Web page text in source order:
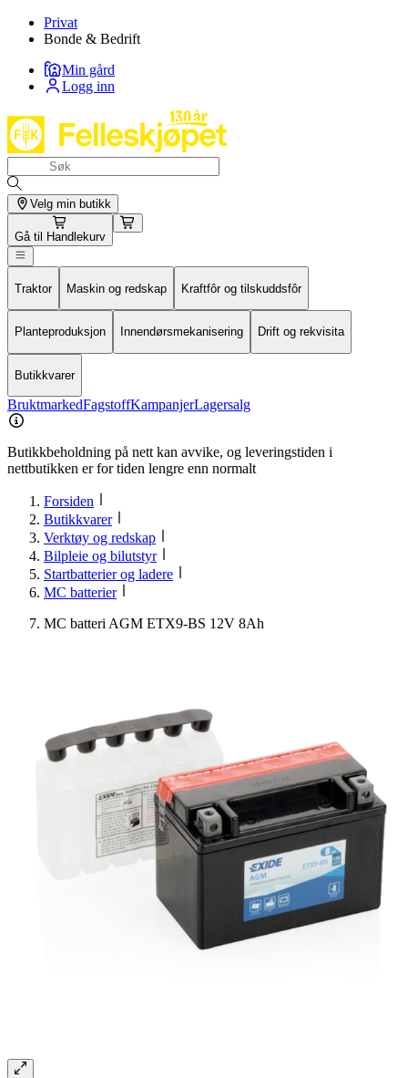
Privat
Bonde & Bedrift
Min gård
Logg inn
Velg min butikk
Gå til Handlekurv
Traktor Maskin og redskap Kraftfôr og tilskuddsfôr
Planteproduksjon Innendørsmekanisering Drift og rekvisita
Butikkvarer
BruktmarkedFagstoffKampanjerLagersalg
Butikkbeholdning på nett kan avvike, og leveringstiden i
nettbutikken er for tiden lengre enn normalt
Forsiden
Butikkvarer
Verktøy og redskap
Bilpleie og bilutstyr
Startbatterier og ladere
MC batterier
MC batteri AGM ETX9-BS 12V 8Ah